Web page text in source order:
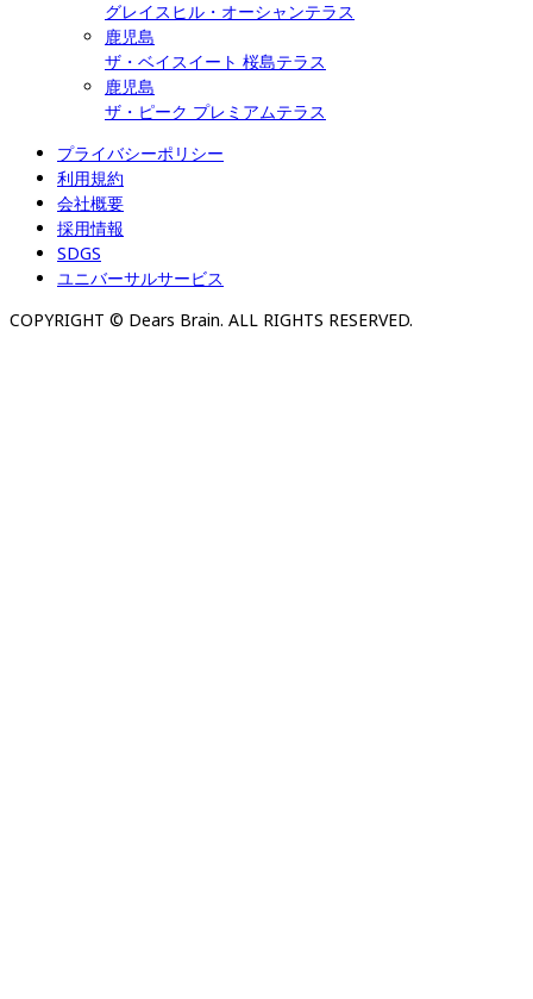
グレイスヒル・オーシャンテラス
鹿児島
ザ・ベイスイート 桜島テラス
鹿児島
ザ・ピーク プレミアムテラス
プライバシーポリシー
利用規約
会社概要
採用情報
SDGS
ユニバーサルサービス
COPYRIGHT © Dears Brain. ALL RIGHTS RESERVED.